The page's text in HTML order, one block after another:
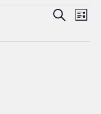
Buscar
Lista